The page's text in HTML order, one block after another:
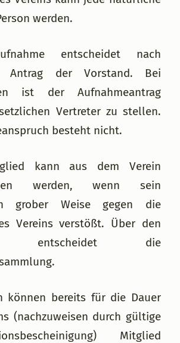
werden.
entscheidet nach
Antrag der Vorstand. Bei
ist der Aufnahmeantrag
Vertreter zu stellen.
besteht nicht.
kann aus dem Verein
werden, wenn sein
grober Weise gegen die
Vereins verstößt. Über den
entscheidet die
können bereits für die Dauer
(nachzuweisen durch gültige
Mitglied